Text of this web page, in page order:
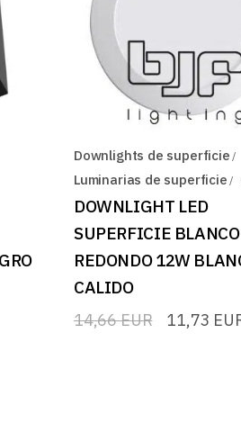
Downlights de superficie
Luminarias de superficie
DOWNLIGHT LED
SUPERFICIE
REDONDO 12W
CALIDO
14,66EUR
El 11,73
El